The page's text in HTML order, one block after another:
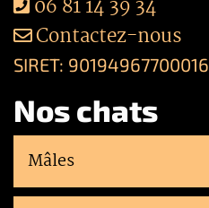
06 81 14 39 34
Contactez-nous
SIRET: 90194967700016
Nos chats
Mâles